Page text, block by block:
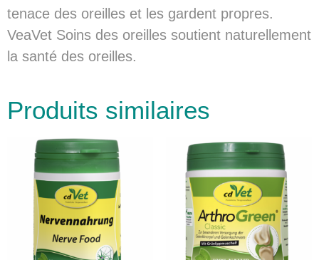
tenace des oreilles et les gardent propres.
VeaVet Soins des oreilles soutient naturellement
la santé des oreilles.
Produits similaires